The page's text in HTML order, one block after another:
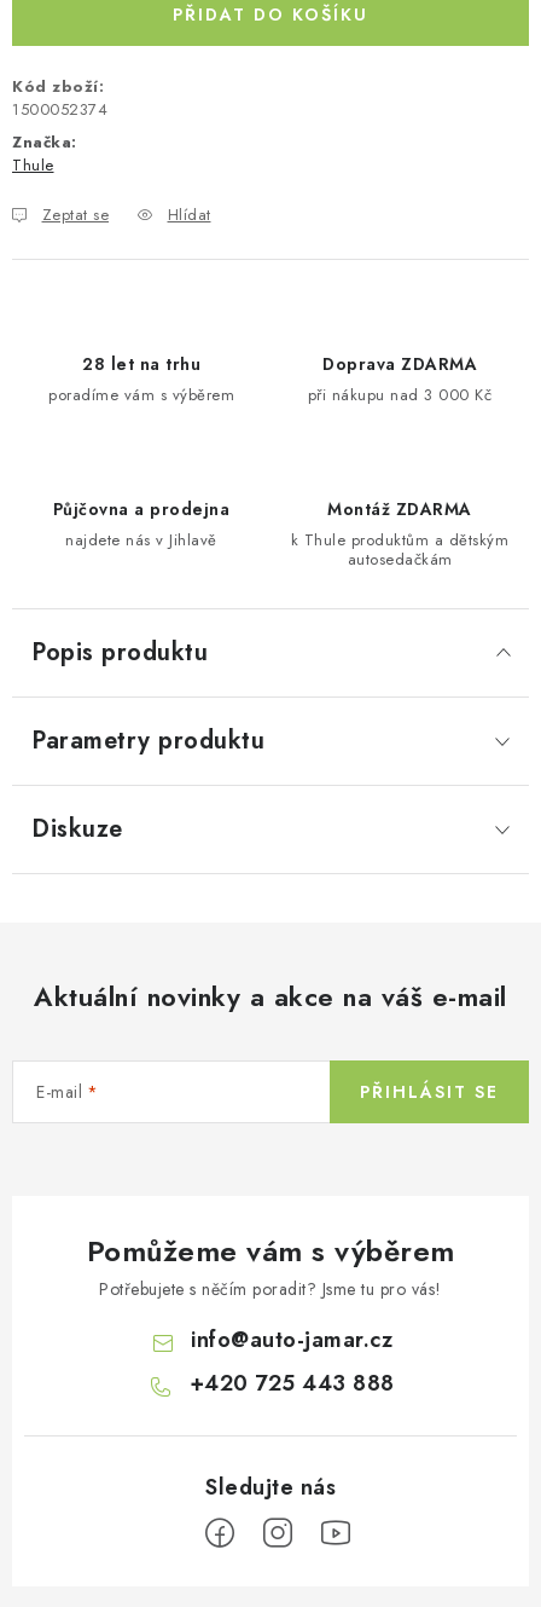
Doprava a platba
Půjčovna
Moje objednávka
Napište nám
Reklamace
Obchodní podmínky
PŘIDAT DO KOŠÍKU
Kód zboží:
1500052374
Značka:
Thule
Zeptat se Hlídat
28 let na trhu
poradíme vám s výběrem
Doprava ZDARMA
při nákupu nad 3 000 Kč
Půjčovna a prodejna
najdete nás v Jihlavě
Montáž ZDARMA
k Thule produktům a dětským
autosedačkám
Popis produktu
Parametry produktu
Diskuze
Aktuální novinky a akce na váš e-mail
E-mail PŘIHLÁSIT SE
Pomůžeme vám s výběrem
Potřebujete s něčím poradit? Jsme tu pro vás!
info@auto-jamar.cz
+420 725 443 888